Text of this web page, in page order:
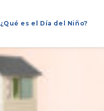
¿Qué es el Día del Niño?